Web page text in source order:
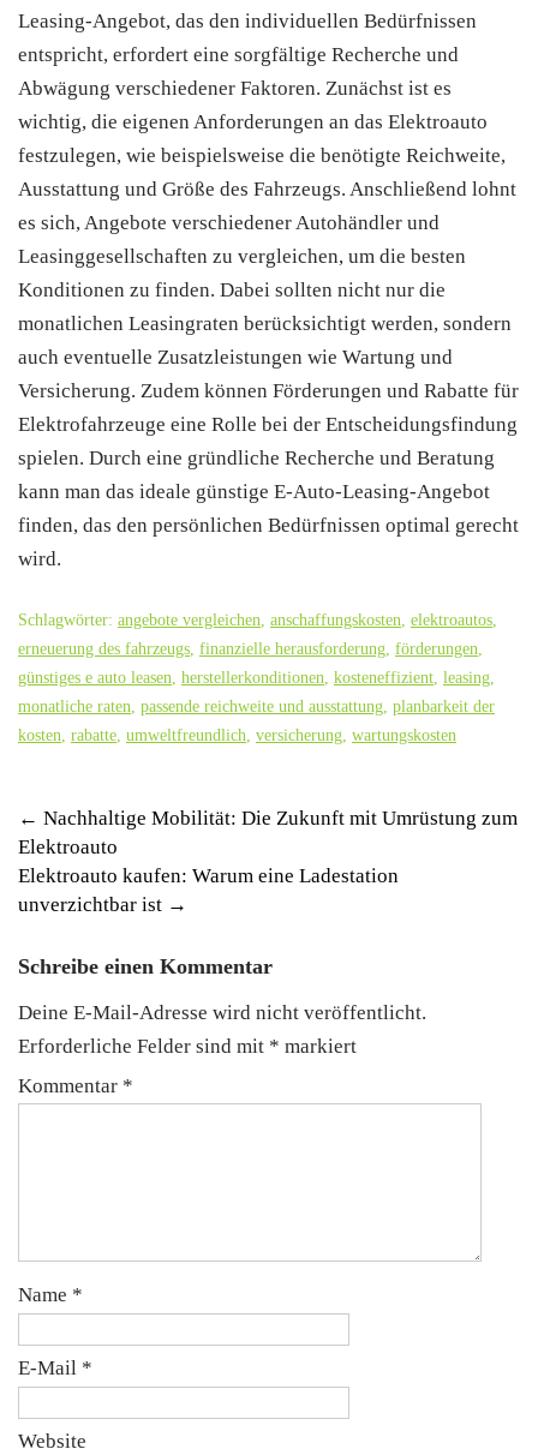
Leasing-Angebot, das den individuellen Bedürfnissen
entspricht, erfordert eine sorgfältige Recherche und
Abwägung verschiedener Faktoren. Zunächst ist es
wichtig, die eigenen Anforderungen an das Elektroauto
festzulegen, wie beispielsweise die benötigte Reichweite,
Ausstattung und Größe des Fahrzeugs. Anschließend lohnt
es sich, Angebote verschiedener Autohändler und
Leasinggesellschaften zu vergleichen, um die besten
Konditionen zu finden. Dabei sollten nicht nur die
monatlichen Leasingraten berücksichtigt werden, sondern
auch eventuelle Zusatzleistungen wie Wartung und
Versicherung. Zudem können Förderungen und Rabatte für
Elektrofahrzeuge eine Rolle bei der Entscheidungsfindung
spielen. Durch eine gründliche Recherche und Beratung
kann man das ideale günstige E-Auto-Leasing-Angebot
finden, das den persönlichen Bedürfnissen optimal gerecht
wird.
Schlagwörter: angebote vergleichen anschaffungskosten elektroautos
erneuerung des fahrzeugs finanzielle herausforderung förderungen
günstiges e auto leasen herstellerkonditionen kosteneffizient leasing
monatliche raten passende reichweite und ausstattung planbarkeit der
kosten rabatte umweltfreundlich versicherung wartungskosten
Post
navigation
← Nachhaltige Mobilität: Die Zukunft mit Umrüstung zum
Elektroauto
Elektroauto kaufen: Warum eine Ladestation
unverzichtbar ist →
Schreibe einen Kommentar
Deine E-Mail-Adresse wird nicht veröffentlicht.
Erforderliche Felder sind mit * markiert
Kommentar *
Name *
E-Mail *
Website